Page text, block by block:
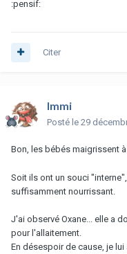
:pensif:
Citer
Immi
Posté le 29
Bon, les bébés maigrissent
Soit ils ont un souci
suffisamment nourrissant.
J'ai observé Oxane... elle a
pour l'allaitement.
En désespoir de cause, je